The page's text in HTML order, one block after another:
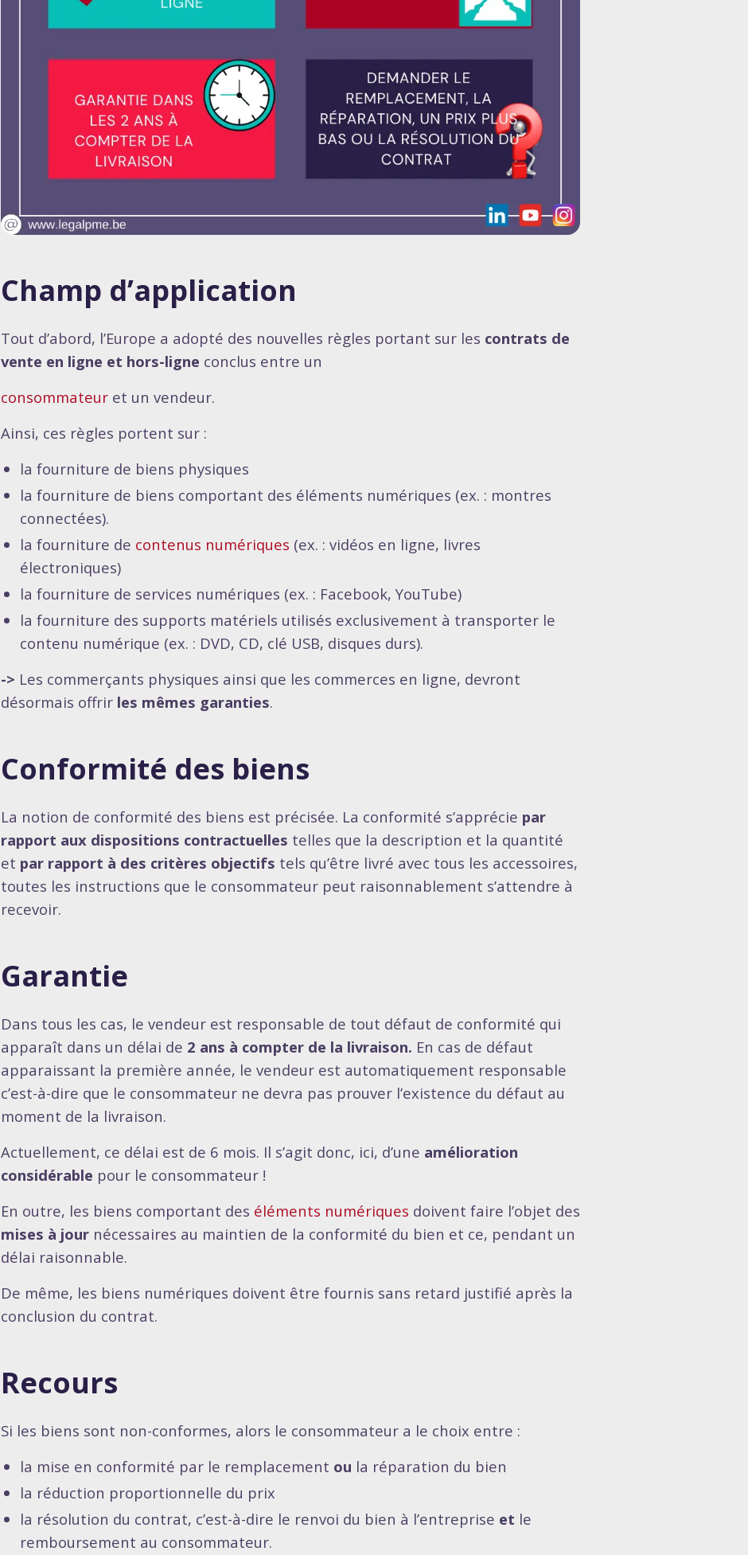
Champ d’application
Tout d’abord, l’Europe a adopté des nouvelles règles portant sur les contrats de
vente en ligne et hors-ligne conclus entre un
consommateur et un vendeur.
Ainsi, ces règles portent sur :
la fourniture de biens physiques
la fourniture de biens comportant des éléments numériques (ex. : montres
connectées).
la fourniture de contenus numériques (ex. : vidéos en ligne, livres
électroniques)
la fourniture de services numériques (ex. : Facebook, YouTube)
la fourniture des supports matériels utilisés exclusivement à transporter le
contenu numérique (ex. : DVD, CD, clé USB, disques durs).
-> Les commerçants physiques ainsi que les commerces en ligne, devront
désormais offrir les mêmes garanties.
Conformité des biens
La notion de conformité des biens est précisée. La conformité s’apprécie par
rapport aux dispositions contractuelles telles que la description et la quantité
et par rapport à des critères objectifs tels qu’être livré avec tous les accessoires,
toutes les instructions que le consommateur peut raisonnablement s’attendre à
recevoir.
Garantie
Dans tous les cas, le vendeur est responsable de tout défaut de conformité qui
apparaît dans un délai de 2 ans à compter de la livraison. En cas de défaut
apparaissant la première année, le vendeur est automatiquement responsable
c’est-à-dire que le consommateur ne devra pas prouver l’existence du défaut au
moment de la livraison.
Actuellement, ce délai est de 6 mois. Il s’agit donc, ici, d’une amélioration
considérable pour le consommateur !
En outre, les biens comportant des éléments numériques doivent faire l’objet des
mises à jour nécessaires au maintien de la conformité du bien et ce, pendant un
délai raisonnable.
De même, les biens numériques doivent être fournis sans retard justifié après la
conclusion du contrat.
Recours
Si les biens sont non-conformes, alors le consommateur a le choix entre :
la mise en conformité par le remplacement ou la réparation du bien
la réduction proportionnelle du prix
la résolution du contrat, c’est-à-dire le renvoi du bien à l’entreprise et le
remboursement au consommateur.